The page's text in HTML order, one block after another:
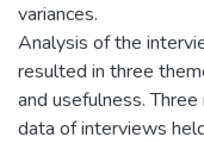
variances.
Analysis of the
resulted in three
and usefulness.
data of interviews